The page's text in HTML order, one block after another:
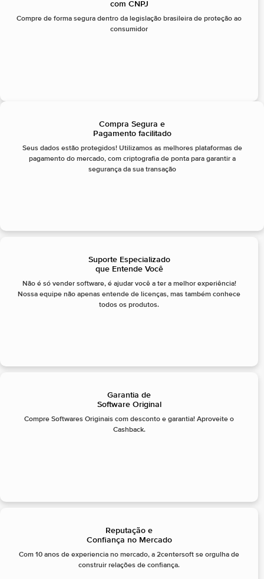
com CNPJ
Compre de forma segura dentro da legislação brasileira de proteção ao
consumidor
Compra Segura e
Pagamento facilitado
Seus dados estão protegidos! Utilizamos as melhores plataformas de
pagamento do mercado, com criptografia de ponta para garantir a
segurança da sua transação
Suporte Especializado
que Entende Você
Não é só vender software, é ajudar você a ter a melhor experiência!
Nossa equipe não apenas entende de licenças, mas também conhece
todos os produtos.
Garantia de
Software Original
Compre Softwares Originais com desconto e garantia! Aproveite o
Cashback.
Reputação e
Confiança no Mercado
Com 10 anos de experiencia no mercado, a 2centersoft se orgulha de
construir relações de confiança.